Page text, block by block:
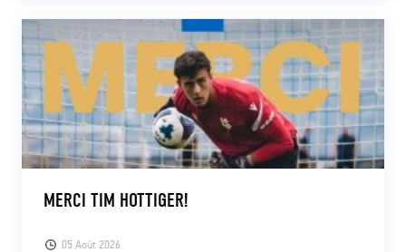
05 Août 2026
MERCI TIM HOTTIGER!